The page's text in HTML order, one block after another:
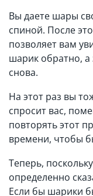
Вы даете шары
спиной. После
позволяет вам
шарик обратно, а
снова.
На этот раз вы
спросит вас,
повторять этот
времени, чтобы
Теперь,
определенно
Если бы шарики